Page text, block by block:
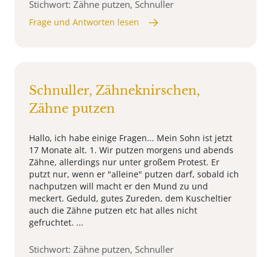
Stichwort: Zähne putzen, Schnuller
Frage und Antworten lesen
Schnuller, Zähneknirschen,
Zähne putzen
Hallo, ich habe einige Fragen... Mein Sohn ist jetzt
17 Monate alt. 1. Wir putzen morgens und abends
Zähne, allerdings nur unter großem Protest. Er
putzt nur, wenn er "alleine" putzen darf, sobald ich
nachputzen will macht er den Mund zu und
meckert. Geduld, gutes Zureden, dem Kuscheltier
auch die Zähne putzen etc hat alles nicht
gefruchtet. ...
Stichwort: Zähne putzen, Schnuller